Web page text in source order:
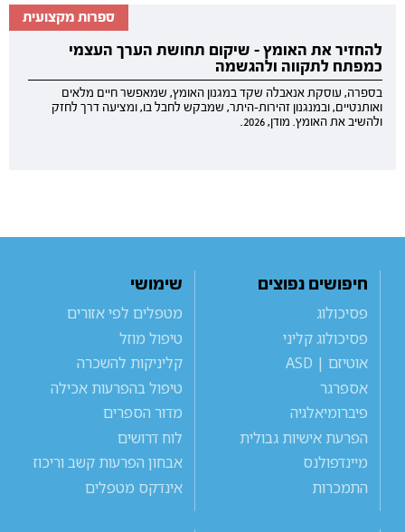
ספרות מקצועית
להחזיר את האומץ - שיקום תחושת הערך העצמי
כמפתח לתקווה ולהגשמה
בספרה, עוסקת אנאבלה שקד במגנון האומץ, שמאפשר חיים מלאים
ואותנטיים, ובמנגנון זהירות-היתר, שמבקש לחבל בו, ומציעה דרך לחזק
ולהשיב את האומץ. מודן, 2026.
חיפושים נפוצים
פסיכולוג
פסיכולוג קליני
אוטיזם | ASD
אספרגר
פיברומיאלגיה
הפרעת אישיות גבולית
מיינדפולנס
התמכרות
שימושי
מטפלים לפי אזורים
טיפול מוזל
קליניקות להשכרה
טיפול בהפרעות אכילה
מדור הספרים
לוח דרושים
אבחון הפרעות קשב וריכוז
אינדקס מטפלים